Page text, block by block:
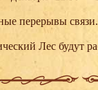
перерывы связи.
Лес будут